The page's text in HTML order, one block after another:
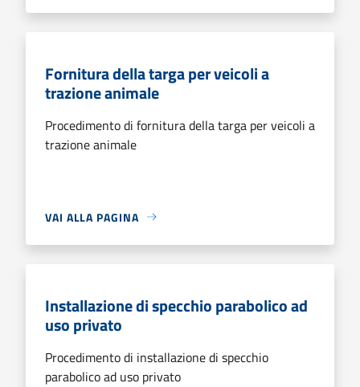
Fornitura della targa per veicoli a
trazione animale
Procedimento di fornitura della targa per veicoli a
trazione animale
VAI ALLA PAGINA
Installazione di specchio parabolico ad
uso privato
Procedimento di installazione di specchio
parabolico ad uso privato